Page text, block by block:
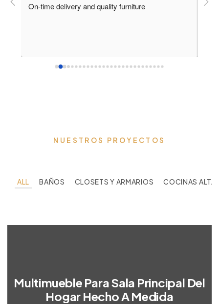
Excellent service, very good quality products, with
NUESTROS PROYECTOS
ALL BAÑOS CLOSETS Y ARMARIOS COCINAS ALTA
Multimueble Para Sala Principal Del
Hogar Hecho A Medida